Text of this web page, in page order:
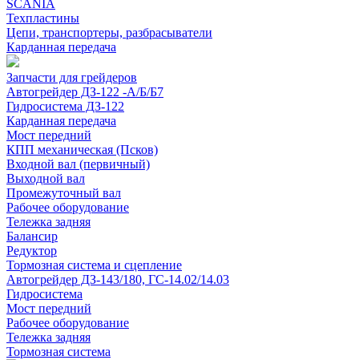
SCANIA
Техпластины
Цепи, транспортеры, разбрасыватели
Карданная передача
Запчасти для грейдеров
Автогрейдер ДЗ-122 -А/Б/Б7
Гидросистема ДЗ-122
Карданная передача
Мост передний
КПП механическая (Псков)
Входной вал (первичный)
Выходной вал
Промежуточный вал
Рабочее оборудование
Тележка задняя
Балансир
Редуктор
Тормозная система и сцепление
Автогрейдер ДЗ-143/180, ГС-14.02/14.03
Гидросистема
Мост передний
Рабочее оборудование
Тележка задняя
Тормозная система